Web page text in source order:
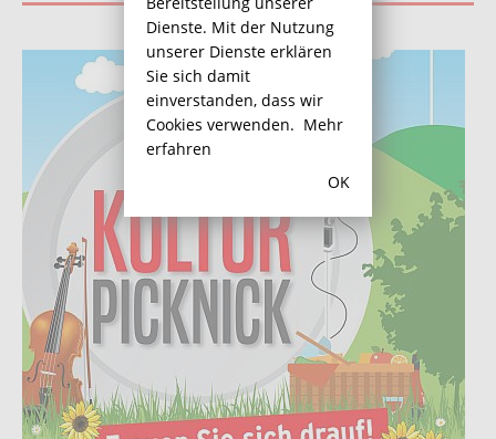
Dienste. Mit der Nutzung
unserer Dienste erklären
Sie sich damit
einverstanden, dass wir
Cookies verwenden. Mehr
erfahren
OK